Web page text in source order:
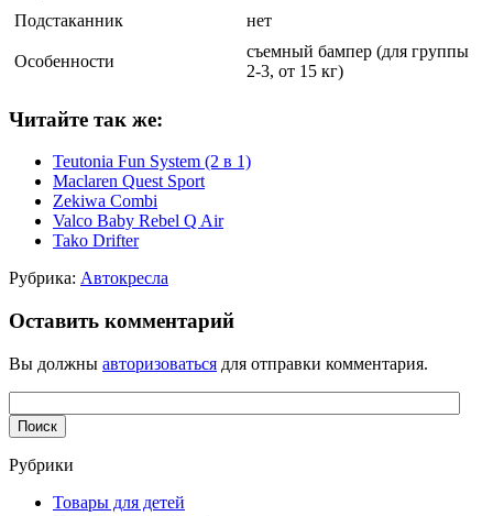
Подстаканник нет
Особенности
съемный бампер (для группы
2-3, от 15 кг)
Читайте так же:
Teutonia Fun System (2 в 1)
Maclaren Quest Sport
Zekiwa Combi
Valco Baby Rebel Q Air
Tako Drifter
Рубрика: Автокресла
Оставить комментарий
Вы должны авторизоваться для отправки комментария.
Рубрики
Товары для детей